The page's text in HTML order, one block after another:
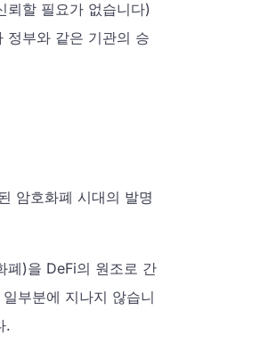
뢰할 필요가 없습니다)
정부와 같은 기관의 승
암호화폐 시대의 발명
폐)을 DeFi의 원조로 간
부분에 지나지 않습니
.